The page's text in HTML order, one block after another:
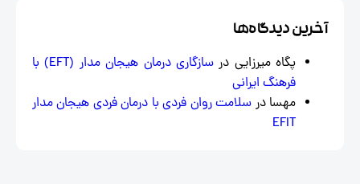
دیدگاه‌ها
پگاه میرزاییدر
سازگاری درمان هیجان‌ مدار (EFT) با
فرهنگ ایرانی
مهسادرسلامت روان فردی با درمان فردی هیجان مدار